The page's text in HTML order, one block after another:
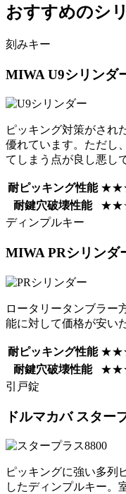
おすすめのシ
刻みキー
MIWA U9シリンダ
ピッキング対策がされ
優れています。ただし
てしまう点が良し悪し
耐ピッキング性能
耐鍵穴破壊性能
ディンプルキー
MIWA PRシリンダ
ロータリータンブラー
能に対して価格が安い
耐ピッキング性能
耐鍵穴破壊性能
引戸錠
ドルマカバ スター
ピッキングに強い多列
したディンプルキー。